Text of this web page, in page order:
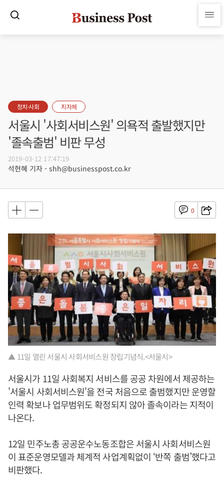
정치·사회 지자체
서울시 '사회서비스원' 의욕적 출발했지만
'졸속출범' 비판 무성
2019-03-12 17:47:19
석현혜 기자 - shh@businesspost.co.kr
0
▲ 11일 열린 서울시 사회서비스원 창립기념식.<서울시>
서울시가 11일 사회복지 서비스를 공공 차원에서 제공하는
'서울시 사회서비스원'을 전국 처음으로 출범했지만 운영할
인력 확보나 업무범위도 확정되지 않아 졸속이라는 지적이
나온다.
12일 민주노총 공공운수노동조합은 서울시 사회서비스원
이 표준운영모델과 체계적 사업계획없이 ‘반쪽 출범’했다고
비판했다.